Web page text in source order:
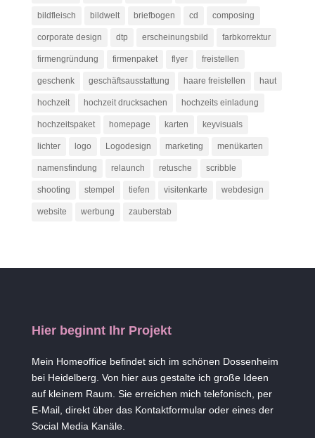
bildfleisch bildwelt briefbogen cd composing
corporate design dtp erscheinungsbild farbkorrektur
firmengründung firmenpaket flyer freistellen
geschenk geschäftsausstattung haare freistellen haut
hochzeit hochzeit drucksachen hochzeits einladung
hochzeitspaket homepage karten keyvisuals
lichter logo Logodesign marketing menükarten
namensfindung relaunch retusche scribble
shooting stempel tiefen visitenkarte webdesign
website werbung zauberstab
Hier beginnt Ihr Projekt
Mein Homeoffice befindet sich im schönen Dossenheim
bei Heidelberg. Von hier aus gestalte ich große Ideen
auf kleinem Raum. Sie erreichen mich telefonisch, per
E-Mail, direkt über das Kontaktformular oder eines der
Social Media Kanäle.